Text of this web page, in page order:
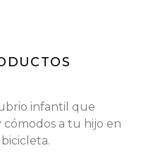
infantil que
cómodos a tu hijo en